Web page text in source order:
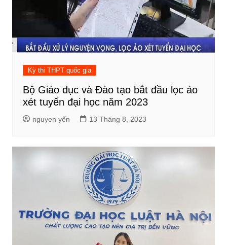
Kỳ thi THPT quốc gia
Bộ Giáo dục và Đào tạo bắt đầu lọc ảo
xét tuyển đại học năm 2023
nguyen yến 13 Tháng 8, 2023